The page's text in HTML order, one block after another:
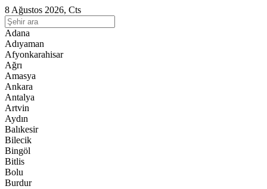
8 Ağustos 2026, Cts
Adana
Adıyaman
Afyonkarahisar
Ağrı
Amasya
Ankara
Antalya
Artvin
Aydın
Balıkesir
Bilecik
Bingöl
Bitlis
Bolu
Burdur